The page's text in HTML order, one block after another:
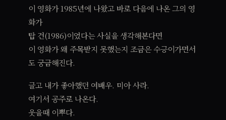
이 영화가 1985년에 나왔고 바로 다음에 나온 그의 영
화가
탑 건(1986)이었다는 사실을 생각해본다면
이 영화가 왜 주목받지 못했는지 조금은 수긍이가면서
도 궁금해진다.
글고 내가 좋아했던 여배우. 미아 사라.
여기서 공주로 나온다.
웃을때 이뿌다.